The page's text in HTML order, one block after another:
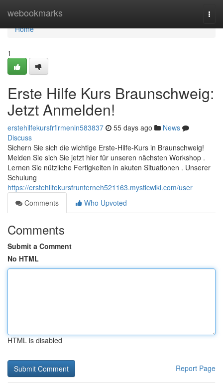
webookmarks
Home
Home
1
Erste Hilfe Kurs Braunschweig:
Jetzt Anmelden!
erstehilfekursfrfirmenin583837 55 days ago
News
Discuss
Sichern Sie sich die wichtige Erste-Hilfe-Kurs in Braunschweig!
Melden Sie sich Sie jetzt hier für unseren nächsten Workshop .
Lernen Sie nützliche Fertigkeiten in akuten Situationen . Unserer
Schulung
https://erstehilfekursfrunterneh521163.mysticwiki.com/user
Comments
Who Upvoted
Comments
Submit a Comment
No HTML
HTML is disabled
Report Page